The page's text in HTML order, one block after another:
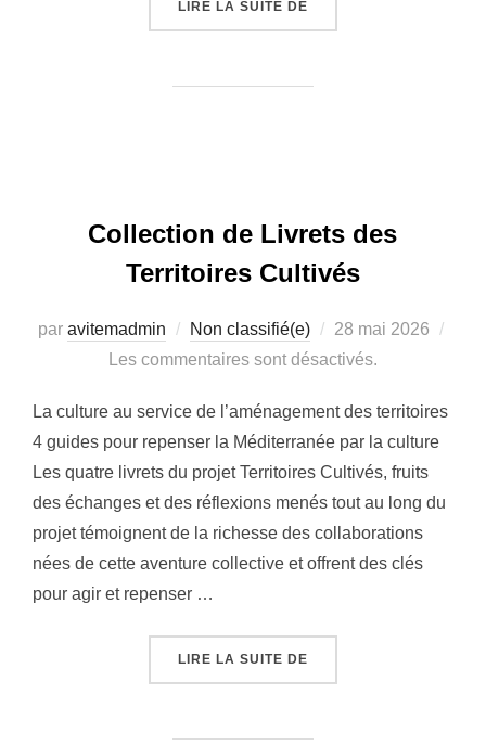
LIRE LA SUITE DE
Collection de Livrets des
Territoires Cultivés
par avitemadmin Non classifié(e)
Publié
le
28 mai 2026
Les commentaires sont désactivés.
La culture au service de l’aménagement des territoires
4 guides pour repenser la Méditerranée par la culture
Les quatre livrets du projet Territoires Cultivés, fruits
des échanges et des réflexions menés tout au long du
projet témoignent de la richesse des collaborations
nées de cette aventure collective et offrent des clés
pour agir et repenser …
LIRE LA SUITE DE